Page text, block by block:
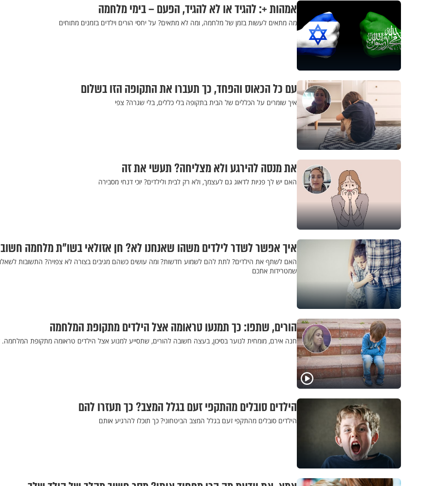
אמהות +: להגיד או לא להגיד, הפעם – בימי מלחמה
מה מתאים לעשות בזמן של מלחמה, ומה לא מתאים? על יחסי הורים וילדים בזמנים מתוחים
עם כל הכאוס והפחד, כך תעברו את התקופה הזו בשלום
איך שומרים על הכללים של הבית בתקופה בלי כללים, בלי שגרה? צפי
את מנסה להירגע ולא מצליחה? תעשי את זה
האם יש לך פניות לדאוג גם לעצמך, ולא רק לבית ולילדים? יוכי דנחי מסבירה
איך אפשר לשדר לילדים משהו שאנחנו לא? חן אזולאי בשו"ת מלחמה חשוב
האם לשתף את הילדים? לתת להם לשמוע חדשות? ומה עושים כשהם מגיבים בצורה לא צפויה? התשובות
שמטרידות אתכם
הורים, שתפו: כך תמנעו טראומה אצל הילדים מתקופת המלחמה
חנה אירם, מומחית לנוער בסיכון, בעצה חשובה להורים, שתסייע למנוע אצל הילדים טראומה מתקופת
הילדים סובלים מהתקפי זעם בגלל המצב? כך תעזרו להם
הילדים סובלים מהתקפי זעם בגלל המצב הביטחוני? כך תוכלו להרגיע אותם